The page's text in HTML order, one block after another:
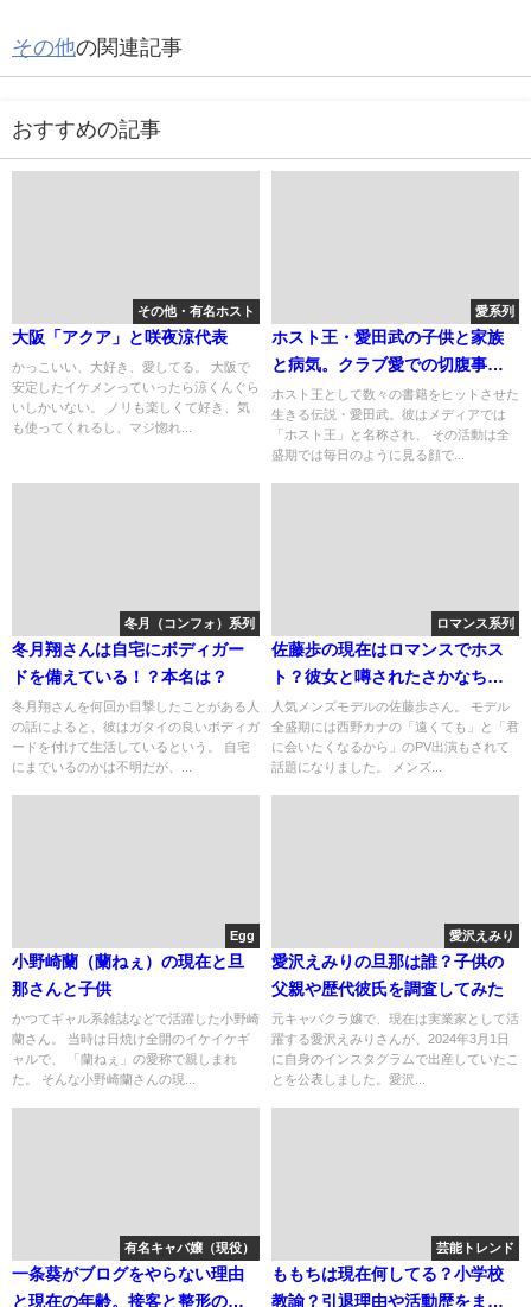
その他の関連記事
おすすめの記事
その他・有名ホスト
大阪「アクア」と咲夜涼代表
かっこいい、大好き、愛してる。 大阪で
安定したイケメンっていったら涼くんぐら
いしかいない。 ノリも楽しくて好き、気
も使ってくれるし、マジ惚れ...
愛系列
ホスト王・愛田武の子供と家族
と病気。クラブ愛での切腹事
件。
ホスト王として数々の書籍をヒットさせた
生きる伝説・愛田武。彼はメディアでは
「ホスト王」と名称され、 その活動は全
盛期では毎日のように見る顔で...
冬月（コンフォ）系列
冬月翔さんは自宅にボディガー
ドを備えている！？本名は？
冬月翔さんを何回か目撃したことがある人
の話によると、彼はガタイの良いボディガ
ードを付けて生活しているという。 自宅
にまでいるのかは不明だが、...
ロマンス系列
佐藤歩の現在はロマンスでホス
ト？彼女と噂されたさかなちゃ
んやくみっきー。
人気メンズモデルの佐藤歩さん。 モデル
全盛期には西野カナの「遠くても」と「君
に会いたくなるから」のPV出演もされて
話題になりました。 メンズ...
Egg
小野崎蘭（蘭ねぇ）の現在と旦
那さんと子供
かつてギャル系雑誌などで活躍した小野崎
蘭さん。 当時は日焼け全開のイケイケギ
ャルで、 「蘭ねぇ」の愛称で親しまれ
た。 そんな小野崎蘭さんの現...
愛沢えみり
愛沢えみりの旦那は誰？子供の
父親や歴代彼氏を調査してみた
元キャバクラ嬢で、現在は実業家として活
躍する愛沢えみりさんが、2024年3月1日
に自身のインスタグラムで出産していたこ
とを公表しました。愛沢...
有名キャバ嬢（現役）
一条葵がブログをやらない理由
と現在の年齢。接客と整形の噂
芸能トレンド
ももちは現在何してる？小学校
教諭？引退理由や活動歴をまと